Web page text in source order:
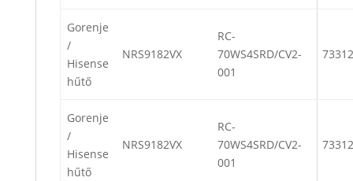
Gorenje
/
Hisense
hűtő
NRS9182VX
RC-
70WS4SRD/CV2-
001
Gorenje
/
Hisense
hűtő
NRS9182VX
RC-
70WS4SRD/CV2-
001